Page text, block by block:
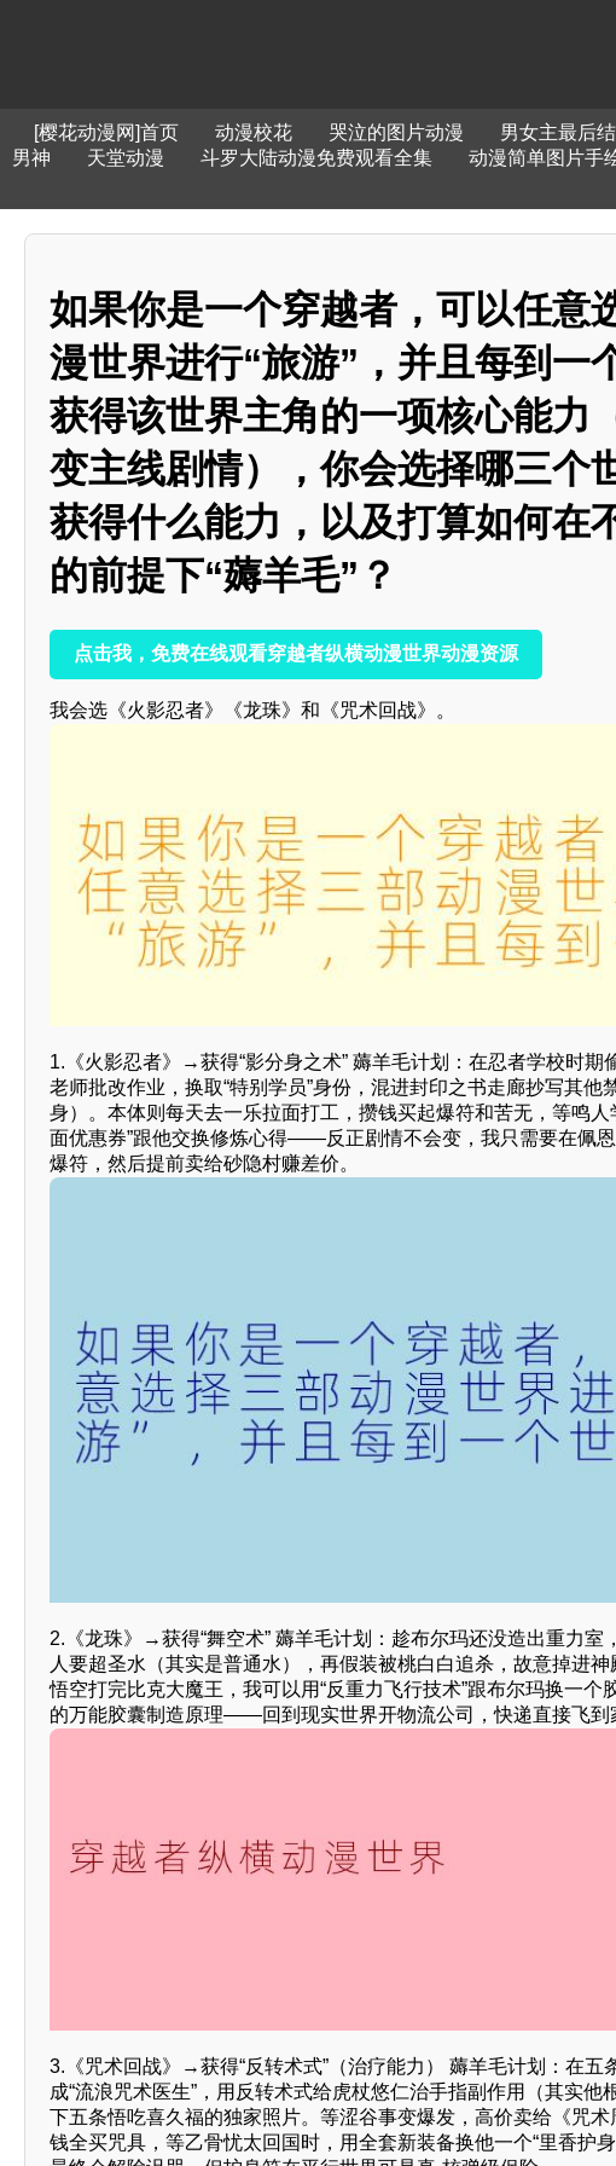
[樱花动漫网]首页 动漫校花 哭泣的图片动漫 男女主最后
男神
天堂动漫 斗罗大陆动漫免费观看全集 动漫简单图片手
如果你是一个穿越者，可以任意
漫世界进行“旅游”，并且每到一
获得该世界主角的一项核心能力
变主线剧情），你会选择哪三个
获得什么能力，以及打算如何在
的前提下“薅羊毛”？
点击我，免费在线观看穿越者纵横动漫世界动漫资源
我会选《火影忍者》《龙珠》和《咒术回战》。
1.《火影忍者》→获得“影分身之术” 薅羊毛计划：在忍者学校时期
老师批改作业，换取“特别学员”身份，混进封印之书走廊抄写其他
身）。本体则每天去一乐拉面打工，攒钱买起爆符和苦无，等鸣人
面优惠券”跟他交换修炼心得——反正剧情不会变，我只需要在佩
爆符，然后提前卖给砂隐村赚差价。
2.《龙珠》→获得“舞空术” 薅羊毛计划：趁布尔玛还没造出重力室
人要超圣水（其实是普通水），再假装被桃白白追杀，故意掉进
悟空打完比克大魔王，我可以用“反重力飞行技术”跟布尔玛换一个
的万能胶囊制造原理——回到现实世界开物流公司，快递直接飞到
3.《咒术回战》→获得“反转术式”（治疗能力） 薅羊毛计划：在五
成“流浪咒术医生”，用反转术式给虎杖悠仁治手指副作用（其实他
下五条悟吃喜久福的独家照片。等涩谷事变爆发，高价卖给《咒
钱全买咒具，等乙骨忧太回国时，用全套新装备换他一个“里香护